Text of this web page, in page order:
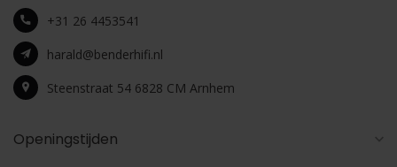
+31 26 4453541
harald@benderhifi.nl
Steenstraat 54 6828 CM Arnhem
Openingstijden